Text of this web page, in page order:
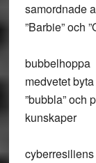
samordnade
”Barbie” och
bubbelhoppa
medvetet
”bubbla” och
kunskaper
cyberresiliens